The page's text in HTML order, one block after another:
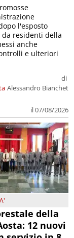
di
Alessandro Bianchet
il 07/08/2026
l'esposto
da residenti della
anche
e ulteriori
della
12 nuovi